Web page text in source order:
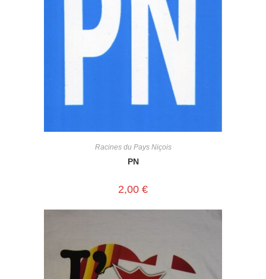
Racines du Pays Niçois
PN
2,00 €